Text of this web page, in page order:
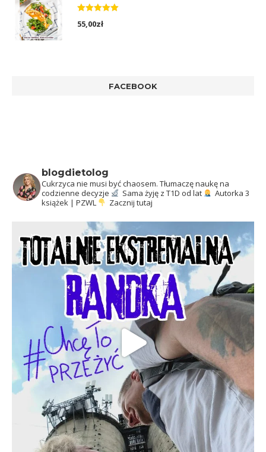
5.00na 5
55,00zł
FACEBOOK
blogdietolog
Cukrzyca nie musi być chaosem. Tłumaczę naukę na
codzienne decyzje
Sama żyję z T1D od lat
Autorka 3
książek | PZWL
Zacznij tutaj